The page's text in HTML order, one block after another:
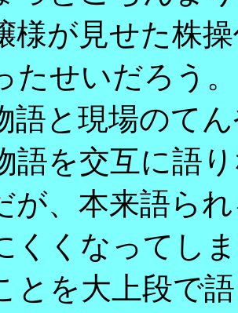
様が見せた株
たせいだろう
語と現場のて
語を交互に語
が、本来語ら
くくなってし
とを大上段で